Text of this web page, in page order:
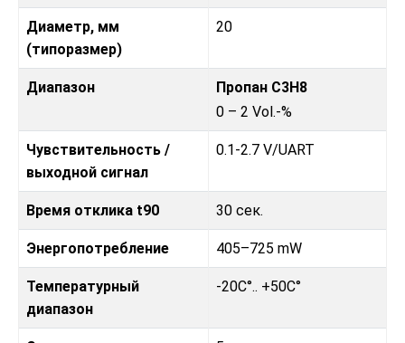
Диаметр, мм
(типоразмер)
20
Диапазон
Пропан C3H8
0 – 2 Vol.-%
Чувствительность /
выходной сигнал
0.1-2.7 V/UART
Время отклика t90 30 сек.
Энергопотребление 405–725 mW
Температурный
диапазон
-20C°.. +50C°